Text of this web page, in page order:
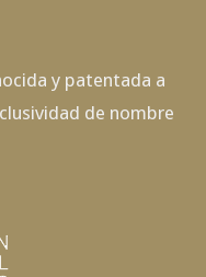
y patentada a
de nombre